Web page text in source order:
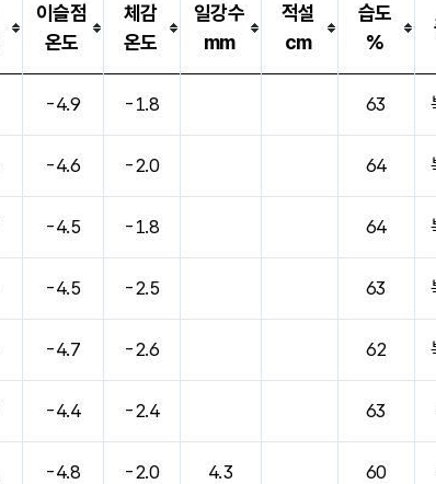
이슬점
온도
체감
온도
일강수
mm
적설
cm
습도
%
-4.9 -1.8 63
-4.6 -2.0 64
-4.5 -1.8 64
-4.5 -2.5 63
-4.7 -2.6 62
-4.4 -2.4 63
-4.8 -2.0 4.3 60